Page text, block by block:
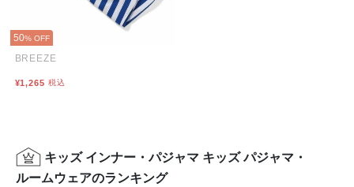
50% OFF
BREEZE
¥1,265 税込
キッズ インナー・パジャマ キッズ パジャマ・
ルームウェアのランキング